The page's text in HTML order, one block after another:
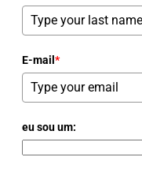
E-mail *
eu sou um: